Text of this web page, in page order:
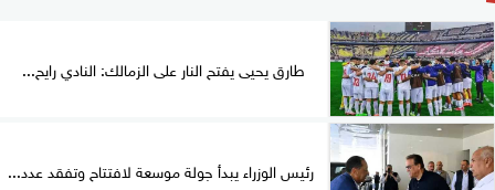
طارق يحيى يفتح النار على الزمالك: النادي رايح...
رئيس الوزراء يبدأ جولة موسعة لافتتاح وتفقد عدد...